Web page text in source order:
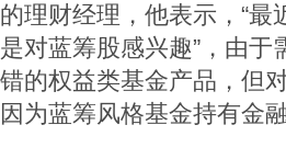
的理财经理，他表示，“
是对蓝筹股感兴趣”，由
错的权益类基金产品，但
因为蓝筹风格基金持有金